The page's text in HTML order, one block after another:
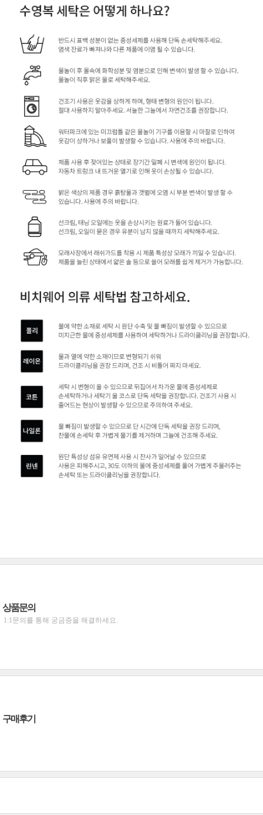
상품문의
1:1문의를 통해 궁금증을 해결하세요.
구매후기